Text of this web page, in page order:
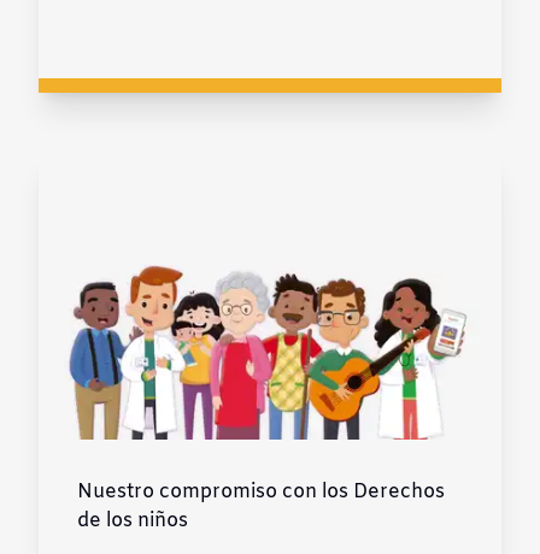
Nuestro compromiso con los Derechos
de los niños